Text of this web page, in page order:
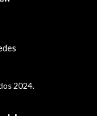
2024.